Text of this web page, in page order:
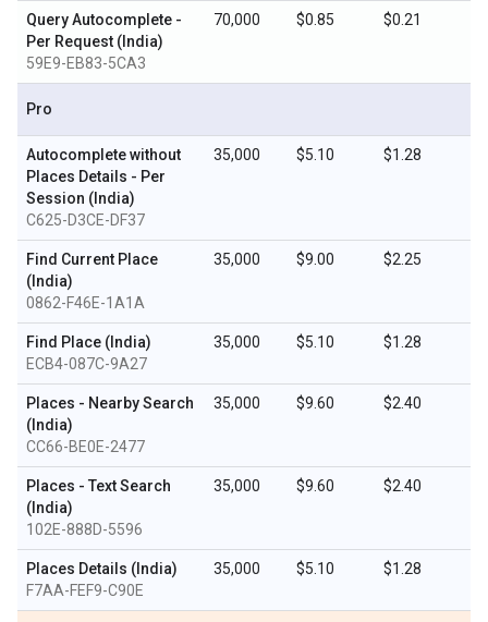
Query Autocomplete -
Per Request (India)
59E9-EB83-5CA3
70,000 $0.85 $0.21
Pro
Autocomplete without
Places Details - Per
Session (India)
C625-D3CE-DF37
35,000 $5.10 $1.28
Find Current Place
(India)
0862-F46E-1A1A
35,000 $9.00 $2.25
Find Place (India)
ECB4-087C-9A27
35,000 $5.10 $1.28
Places - Nearby Search
(India)
CC66-BE0E-2477
35,000 $9.60 $2.40
Places - Text Search
(India)
102E-888D-5596
35,000 $9.60 $2.40
Places Details (India)
F7AA-FEF9-C90E
35,000 $5.10 $1.28